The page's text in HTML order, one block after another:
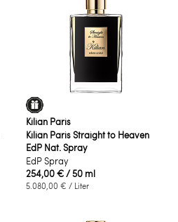
Kilian Paris
Kilian Paris Straight to Heaven
EdP Nat. Spray
EdP Spray
254,00 €/ 50 ml
5.080,00 € / Liter